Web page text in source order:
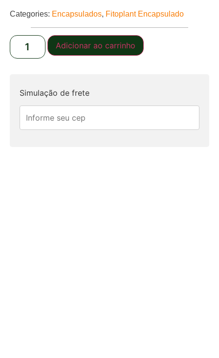
Categories: Encapsulados, Fitoplant Encapsulado
Adicionar ao carrinho
Simulação de frete